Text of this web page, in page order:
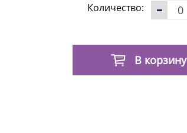
Количество:
В корзину